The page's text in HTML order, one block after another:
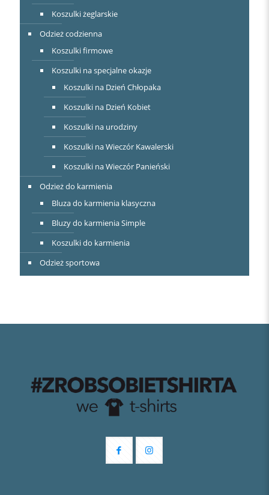
Koszulki żeglarskie
Odzież codzienna
Koszulki firmowe
Koszulki na specjalne okazje
Koszulki na Dzień Chłopaka
Koszulki na Dzień Kobiet
Koszulki na urodziny
Koszulki na Wieczór Kawalerski
Koszulki na Wieczór Panieński
Odzież do karmienia
Bluza do karmienia klasyczna
Bluzy do karmienia Simple
Koszulki do karmienia
Odzież sportowa